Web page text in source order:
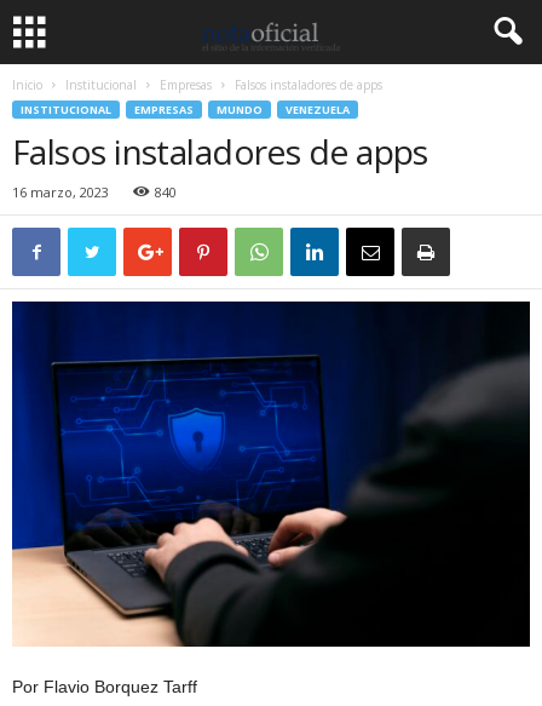
Inicio Institucional Empresas Falsos instaladores de apps
INSTITUCIONAL EMPRESAS MUNDO VENEZUELA
Falsos instaladores de apps
16 marzo, 2023 840
Por Flavio Borquez Tarff